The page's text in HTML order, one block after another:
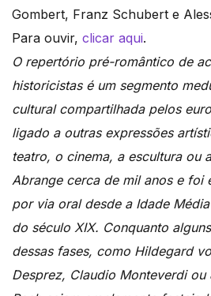
Gombert, Franz Schubert e
Para ouvir, clicar aqui.
O repertório pré-romântico de
historicistas é um segmento
cultural compartilhada pelos
ligado a outras expressões
teatro, o cinema, a escultura ou
Abrange cerca de mil anos e foi
por via oral desde a Idade
do século XIX. Conquanto
dessas fases, como Hildegard
Desprez, Claudio Monteverdi ou